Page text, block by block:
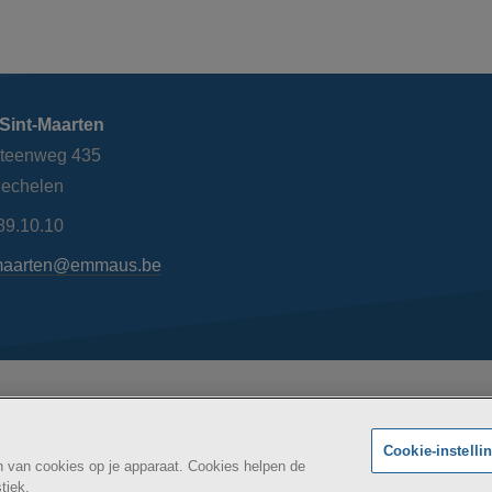
Maarten
435
van cookies op je apparaat. Cookies helpen de
Cookie-